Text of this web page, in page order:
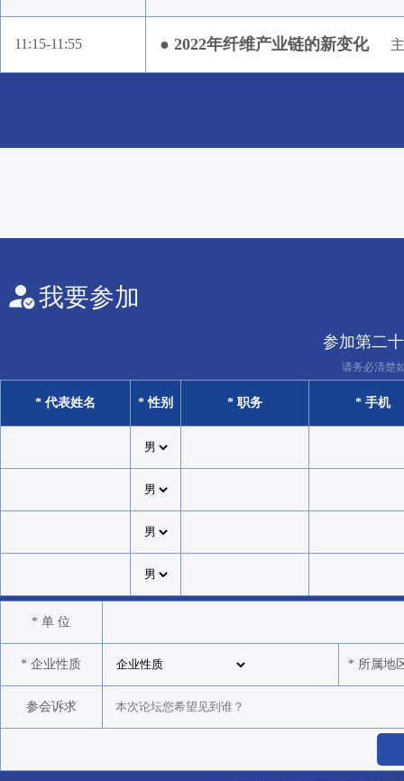
11:15-11:55 ● 2022年纤维产业链的新变化
我要参加
参加第二
请务必清楚
* 代表姓名 * 性别 * 职务 * 手机
* 单 位
* 企业性质 * 所属地
参会诉求